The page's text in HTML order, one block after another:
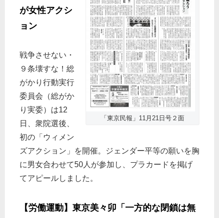
「東京民報」11月21日号２面
が女性アクシ
ョン
戦争させない・
９条壊すな！総
がかり行動実行
委員会（総がか
り実委）は12
日、衆院選後、
初の「ウィメン
ズアクション」を開催。ジェンダー平等の願いを胸
に男女合わせて50人が参加し、プラカードを掲げ
てアピールしました。
【労働運動】東京美々卯「一方的な閉鎖は無